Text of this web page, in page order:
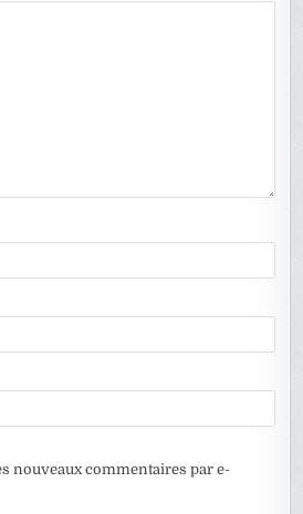
nouveaux commentaires par e-